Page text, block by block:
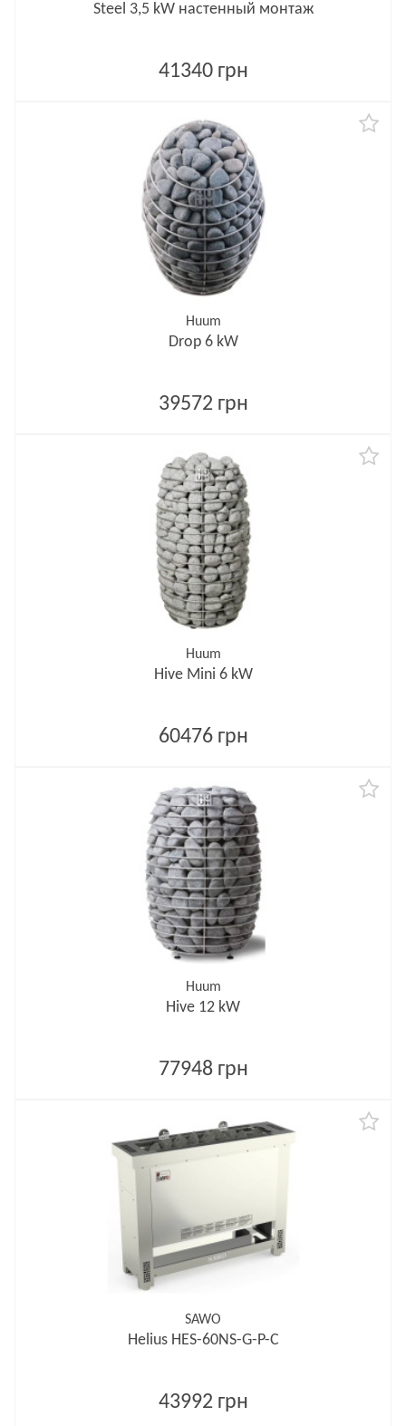
Steel 3,5 kW настенный монтаж
41340 грн
Huum
Drop 6 kW
39572 грн
Huum
Hive Mini 6 kW
60476 грн
Huum
Hive 12 kW
77948 грн
SAWO
Helius HES-60NS-G-P-C
43992 грн